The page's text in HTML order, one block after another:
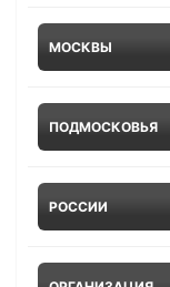
МОСКВЫ
ПОДМОСКОВЬЯ
РОССИИ